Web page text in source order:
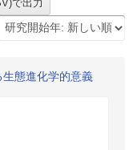
態進化学的意義